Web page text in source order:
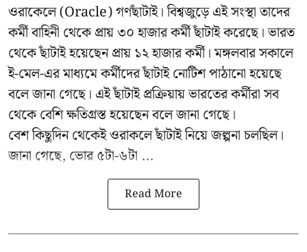
ওরাকেলে (Oracle) গণছাঁটাই। বিশ্বজুড়ে এই সংস্থা তাদের
কর্মী বাহিনী থেকে প্রায় ৩০ হাজার কর্মী ছাঁটাই করেছে। ভারত
থেকে ছাঁটাই হয়েছেন প্রায় ১২ হাজার কর্মী। মঙ্গলবার সকালে
ই-মেল-এর মাধ্যমে কর্মীদের ছাঁটাই নোটিশ পাঠানো হয়েছে
বলে জানা গেছে। এই ছাঁটাই প্রক্রিয়ায় ভারতের কর্মীরা সব
থেকে বেশি ক্ষতিগ্রস্ত হয়েছেন বলে জানা গেছে।
বেশ কিছুদিন থেকেই ওরাকলে ছাঁটাই নিয়ে জল্পনা চলছিল।
জানা গেছে, ভোর ৫টা-৬টা ...
Read More